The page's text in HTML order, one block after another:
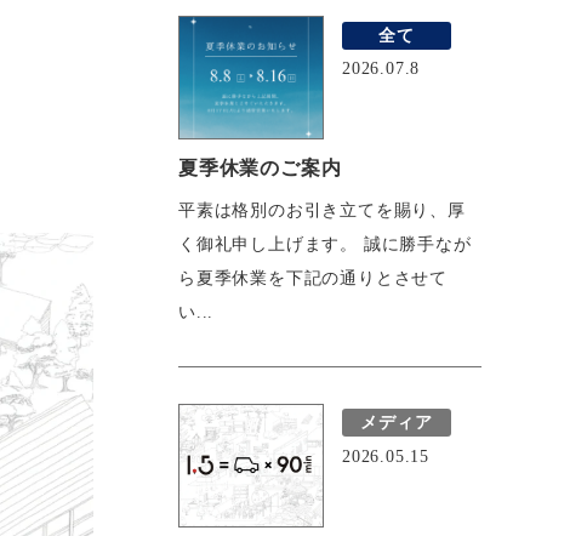
全て
2026.07.8
夏季休業のご案内
平素は格別のお引き立てを賜り、厚
く御礼申し上げます。 誠に勝手なが
ら夏季休業を下記の通りとさせて
い...
メディア
2026.05.15